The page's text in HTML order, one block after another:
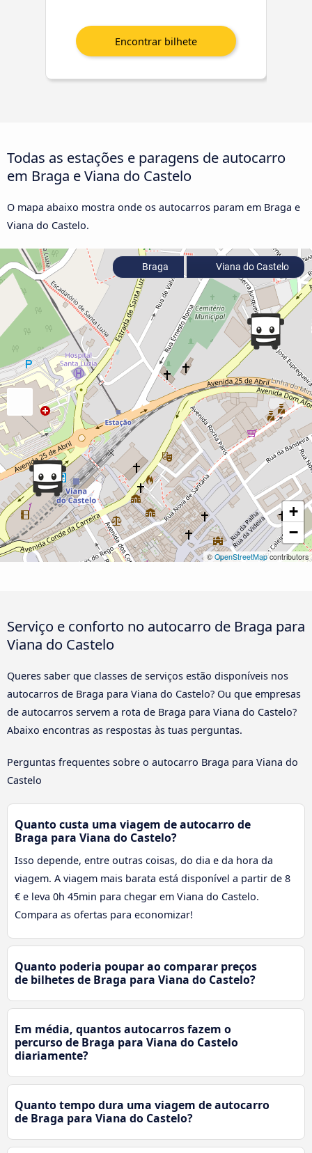
Todas as estações e paragens de autocarro
em Braga e Viana do Castelo
O mapa abaixo mostra onde os autocarros param em Braga e
Viana do Castelo.
+
−
© OpenStreetMapcontributors
Braga Viana do Castelo
Serviço e conforto no autocarro de Braga para
Viana do Castelo
Queres saber que classes de serviços estão disponíveis nos
autocarros de Braga para Viana do Castelo? Ou que empresas
de autocarros servem a rota de Braga para Viana do Castelo?
Abaixo encontras as respostas às tuas perguntas.
Perguntas frequentes sobre o autocarro Braga para Viana do
Castelo
Quanto custa uma viagem de autocarro de
Braga para Viana do Castelo?
Isso depende, entre outras coisas, do dia e da hora da
viagem. A viagem mais barata está disponível a partir de 8
€ e leva 0h 45min para chegar em Viana do Castelo.
Compara as ofertas para economizar!
Quanto poderia poupar ao comparar preços
de bilhetes de Braga para Viana do Castelo?
Em média, quantos autocarros fazem o
percurso de Braga para Viana do Castelo
diariamente?
Quanto tempo dura uma viagem de autocarro
de Braga para Viana do Castelo?